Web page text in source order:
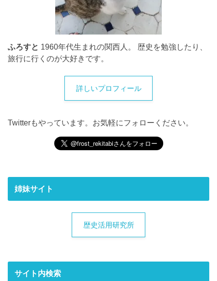
ふろすと 1960年代生まれの関西人。 歴史を勉強したり、
旅行に行くのが大好きです。
詳しいプロフィール
Twitterもやっています。お気軽にフォローください。
姉妹サイト
歴史活用研究所
サイト内検索